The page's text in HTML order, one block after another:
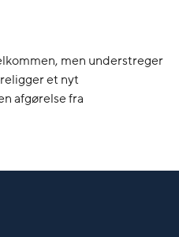
men understreger
et nyt
afgørelse fra